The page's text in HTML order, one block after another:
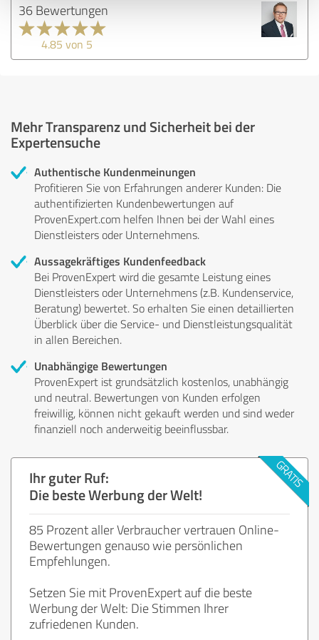
36 Bewertungen
4.85 von 5
Mehr Transparenz und Sicherheit bei der
Expertensuche
Authentische Kundenmeinungen
Profitieren Sie von Erfahrungen anderer Kunden: Die
authentifizierten Kundenbewertungen auf
ProvenExpert.com helfen Ihnen bei der Wahl eines
Dienstleisters oder Unternehmens.
Aussagekräftiges Kundenfeedback
Bei ProvenExpert wird die gesamte Leistung eines
Dienstleisters oder Unternehmens (z.B. Kundenservice,
Beratung) bewertet. So erhalten Sie einen detaillierten
Überblick über die Service- und Dienstleistungsqualität
in allen Bereichen.
Unabhängige Bewertungen
ProvenExpert ist grundsätzlich kostenlos, unabhängig
und neutral. Bewertungen von Kunden erfolgen
freiwillig, können nicht gekauft werden und sind weder
finanziell noch anderweitig beeinflussbar.
Ihr guter Ruf:
Die beste Werbung der Welt!
85 Prozent aller Verbraucher vertrauen Online-
Bewertungen genauso wie persönlichen
Empfehlungen.
Setzen Sie mit ProvenExpert auf die beste
Werbung der Welt: Die Stimmen Ihrer
zufriedenen Kunden.